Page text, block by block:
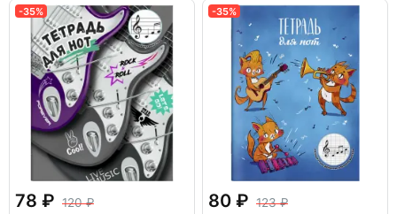
-35%
78
120
-35%
80
123